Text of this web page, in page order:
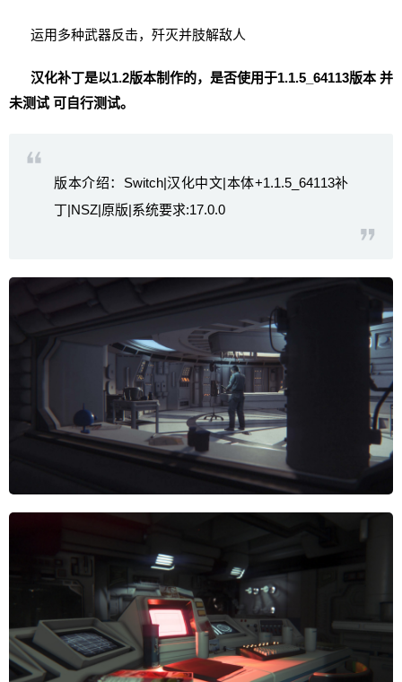
运用多种武器反击，歼灭并肢解敌人
汉化补丁是以1.2版本制作的，是否使用于1.1.5_64113版本 并
未测试 可自行测试。
版本介绍：Switch|汉化中文|本体+1.1.5_64113补
丁|NSZ|原版|系统要求:17.0.0